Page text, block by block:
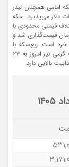
رسید. سکه امامی همچنان لیدر
دلار می‌پذیرد. سکه
شد که اختلاف قیمتی محدودی با
امروز ۸۲ میلیون و ۵۰۰ هزارتومان قیمت‌گذاری شد و
خرد است. ربع‌سکه با
نرخ ۴۵ میلیون تومان در بازار خرید و فروش شد. سکه گرمی نیز امروز به ۲۳
بالایی دارد.